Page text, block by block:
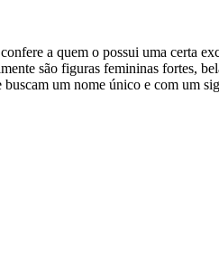
a quem o possui uma certa
são figuras femininas fortes,
buscam um nome único e com um